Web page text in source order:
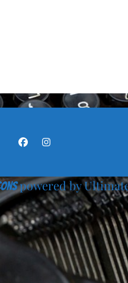
FacebookInstagram
powered by